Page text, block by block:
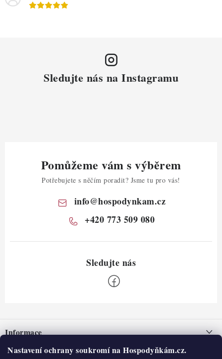
Nastavení ochrany soukromí na Hospodyňkám.cz.
Sledujte nás na Instagramu
Pomůžeme vám s výběrem
Potřebujete s něčím poradit? Jsme tu pro vás!
info@hospodynkam.cz
+420 773 509 080
pInformace
Nepřevzetí zásilky na dobírku